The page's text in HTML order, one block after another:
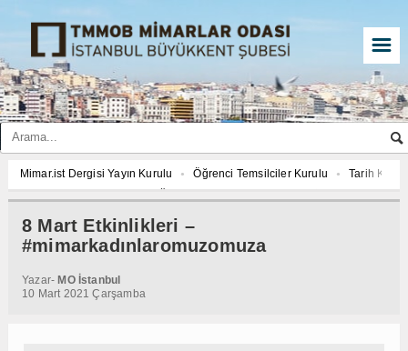
☰
Mimar.ist Dergisi Yayın Kurulu Öğrenci Temsilciler Kurulu
Tarih
İmar ve Çevre Komisyonu
Çed Danışma Kurulu
Öğrenci Temsilciler Kurulu
Tarih Komisyonu
8 Mart Etkinlikleri –
#mimarkadınlaromuzomuza
Yazar- MO İstanbul
10 Mart 2021 Çarşamba